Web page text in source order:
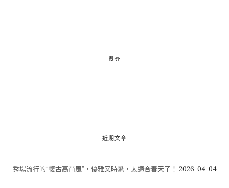
搜尋
近期文章
秀場流行的“復古高尚風”，優雅又時髦，太適合春天了！ 2026-04-04